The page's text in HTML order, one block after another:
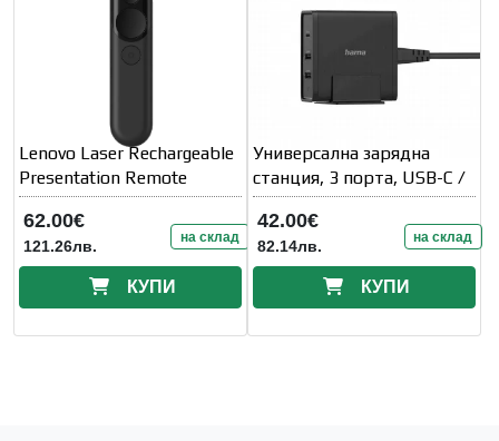
Lenovo Laser Rechargeable
Presentation Remote
62.00€
121.26лв. на склад
КУПИ
Универсална зарядна
станция, 3 порта, USB-C /
42.00€
82.14лв. на склад
КУПИ